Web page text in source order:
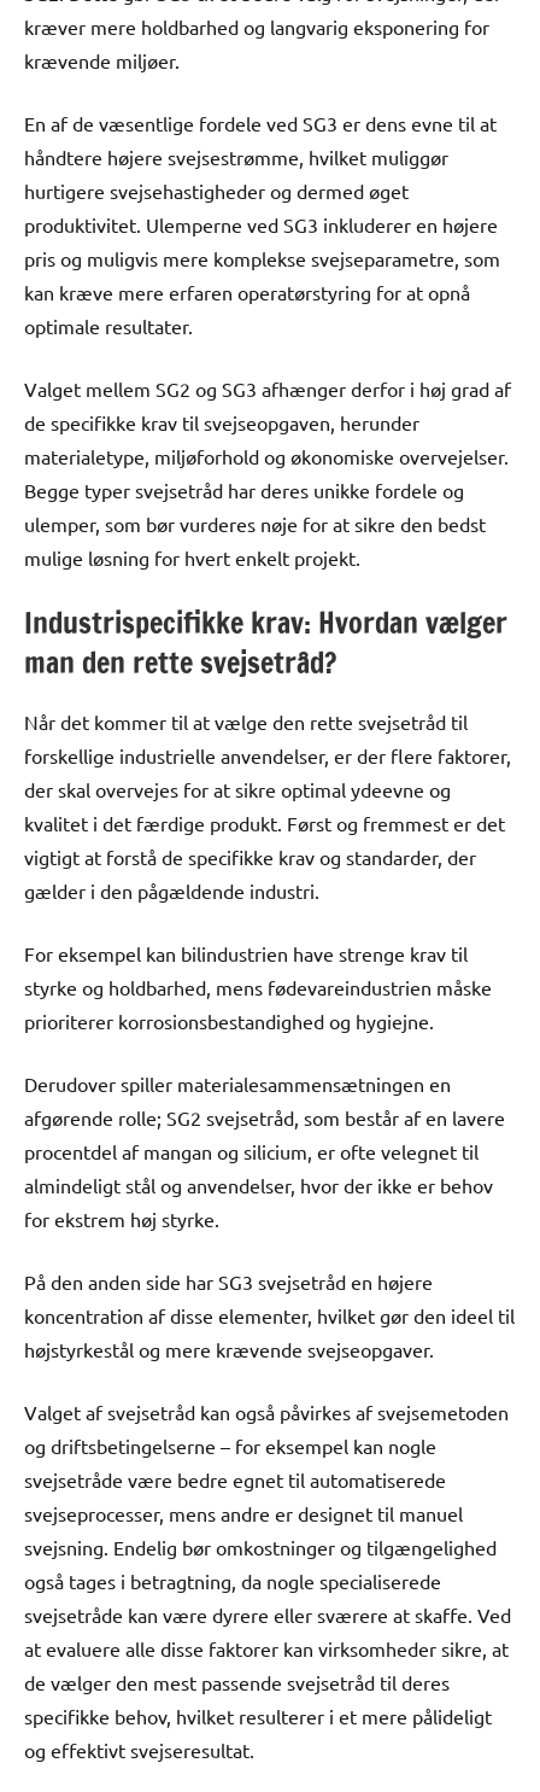
kræver mere holdbarhed og langvarig eksponering for
krævende miljøer.
En af de væsentlige fordele ved SG3 er dens evne til at
håndtere højere svejsestrømme, hvilket muliggør
hurtigere svejsehastigheder og dermed øget
produktivitet. Ulemperne ved SG3 inkluderer en højere
pris og muligvis mere komplekse svejseparametre, som
kan kræve mere erfaren operatørstyring for at opnå
optimale resultater.
Valget mellem SG2 og SG3 afhænger derfor i høj grad af
de specifikke krav til svejseopgaven, herunder
materialetype, miljøforhold og økonomiske overvejelser.
Begge typer svejsetråd har deres unikke fordele og
ulemper, som bør vurderes nøje for at sikre den bedst
mulige løsning for hvert enkelt projekt.
Industrispecifikke krav: Hvordan vælger
man den rette svejsetråd?
Når det kommer til at vælge den rette svejsetråd til
forskellige industrielle anvendelser, er der flere faktorer,
der skal overvejes for at sikre optimal ydeevne og
kvalitet i det færdige produkt. Først og fremmest er det
vigtigt at forstå de specifikke krav og standarder, der
gælder i den pågældende industri.
For eksempel kan bilindustrien have strenge krav til
styrke og holdbarhed, mens fødevareindustrien måske
prioriterer korrosionsbestandighed og hygiejne.
Derudover spiller materialesammensætningen en
afgørende rolle; SG2 svejsetråd, som består af en lavere
procentdel af mangan og silicium, er ofte velegnet til
almindeligt stål og anvendelser, hvor der ikke er behov
for ekstrem høj styrke.
På den anden side har SG3 svejsetråd en højere
koncentration af disse elementer, hvilket gør den ideel til
højstyrkestål og mere krævende svejseopgaver.
Valget af svejsetråd kan også påvirkes af svejsemetoden
og driftsbetingelserne – for eksempel kan nogle
svejsetråde være bedre egnet til automatiserede
svejseprocesser, mens andre er designet til manuel
svejsning. Endelig bør omkostninger og tilgængelighed
også tages i betragtning, da nogle specialiserede
svejsetråde kan være dyrere eller sværere at skaffe. Ved
at evaluere alle disse faktorer kan virksomheder sikre, at
de vælger den mest passende svejsetråd til deres
specifikke behov, hvilket resulterer i et mere pålideligt
og effektivt svejseresultat.